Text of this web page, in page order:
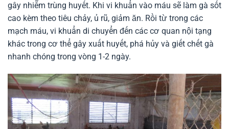
gây nhiễm trùng huyết. Khi vi khuẩn vào máu sẽ làm gà sốt
cao kèm theo tiêu chảy, ủ rũ, giảm ăn. Rồi từ trong các
mạch máu, vi khuẩn di chuyển đến các cơ quan nội tạng
khác trong cơ thể gây xuất huyết, phá hủy và giết chết gà
nhanh chóng trong vòng 1-2 ngày.